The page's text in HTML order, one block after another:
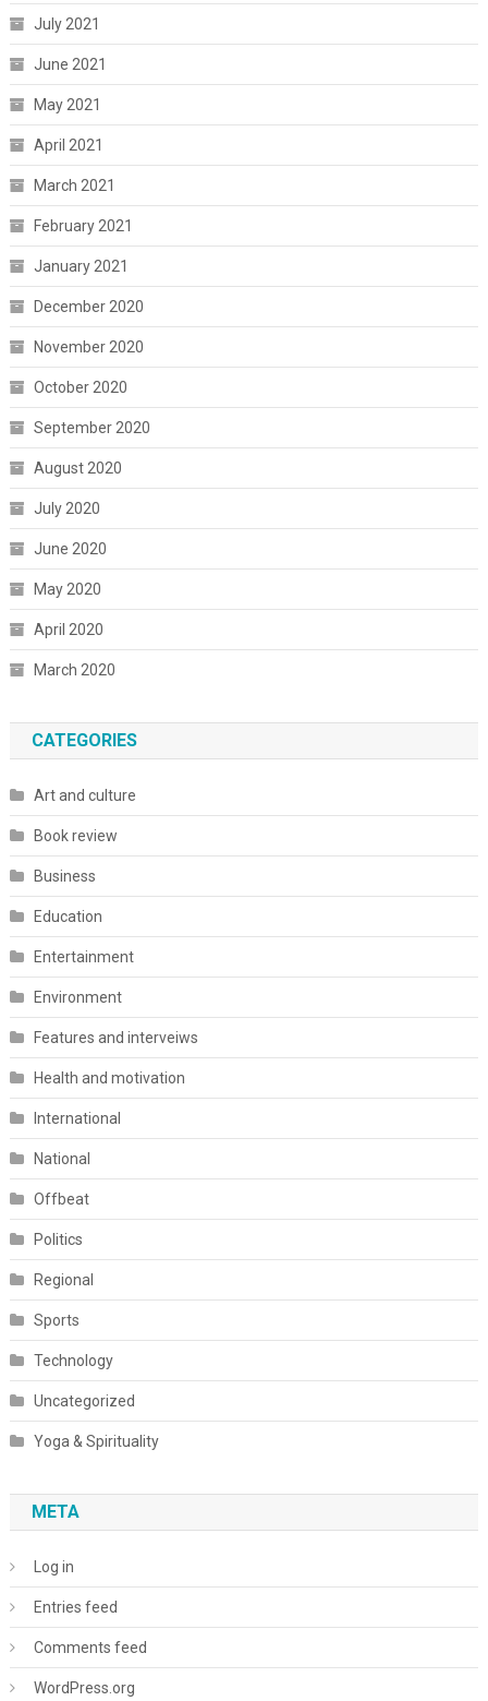
July 2021
June 2021
May 2021
April 2021
March 2021
February 2021
January 2021
December 2020
November 2020
October 2020
September 2020
August 2020
July 2020
June 2020
May 2020
April 2020
March 2020
CATEGORIES
Art and culture
Book review
Business
Education
Entertainment
Environment
Features and interveiws
Health and motivation
International
National
Offbeat
Politics
Regional
Sports
Technology
Uncategorized
Yoga & Spirituality
META
Log in
Entries feed
Comments feed
WordPress.org